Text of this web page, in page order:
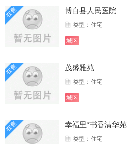
在售 博白县人民医院
类型：住宅
城区
在售 茂盛雅苑
类型：住宅
城区
在售 幸福里*书香清华苑
类型：住宅